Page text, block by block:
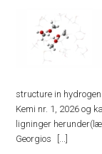
structure in
Kemi nr. 1, 2026 og
ligninger
Georgios